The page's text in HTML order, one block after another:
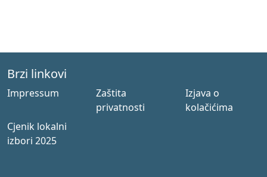
Brzi linkovi
Impressum
Zaštita
privatnosti
Izjava o
kolačićima
Cjenik lokalni
izbori 2025